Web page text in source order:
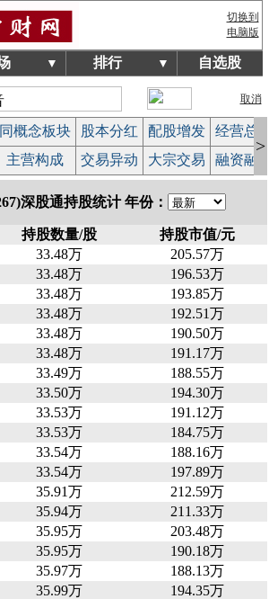
切换到
电脑版
▼ 排行 ▼ 自选股
取消
同概念板块 股本分红 配股增发
经营总
主营构成 交易异动 大宗交易 融资融
>
深股通持股统计 年份：
持股数量/股
持股市值/元
33.48万
205.57万
33.48万
196.53万
33.48万
193.85万
33.48万
192.51万
33.48万
190.50万
33.48万
191.17万
33.49万
188.55万
33.50万
194.30万
33.53万
191.12万
33.53万
184.75万
33.54万
188.16万
33.54万
197.89万
35.91万
212.59万
35.94万
211.33万
35.95万
203.48万
35.95万
190.18万
35.97万
188.13万
35.99万
194.35万